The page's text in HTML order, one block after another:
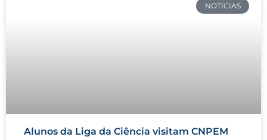
NOTÍCIAS
Alunos da Liga da Ciência visitam CNPEM